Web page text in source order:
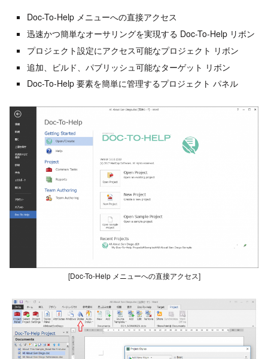
Doc-To-Help メニューへの直接アクセス
迅速かつ簡単なオーサリングを実現する Doc-To-Help リボン
プロジェクト設定にアクセス可能なプロジェクト リボン
追加、ビルド、パブリッシュ可能なターゲット リボン
Doc-To-Help 要素を簡単に管理するプロジェクト パネル
[Doc-To-Help メニューへの直接アクセス]